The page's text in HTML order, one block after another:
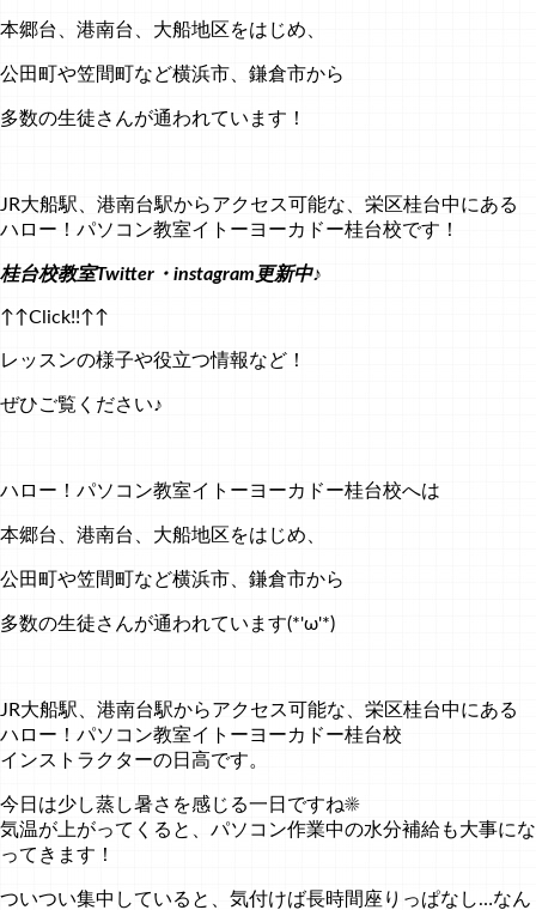
本郷台、港南台、大船地区をはじめ、
公田町や笠間町など横浜市、鎌倉市から
多数の生徒さんが通われています！
JR大船駅、港南台駅からアクセス可能な、栄区桂台中にある
ハロー！パソコン教室イトーヨーカドー桂台校です！
桂台校教室Twitter・instagram更新中♪
↑↑Click!!↑↑
レッスンの様子や役立つ情報など！
ぜひご覧ください♪
ハロー！パソコン教室イトーヨーカドー桂台校へは
本郷台、港南台、大船地区をはじめ、
公田町や笠間町など横浜市、鎌倉市から
多数の生徒さんが通われています(*'ω'*)
JR大船駅、港南台駅からアクセス可能な、栄区桂台中にある
ハロー！パソコン教室イトーヨーカドー桂台校
インストラクターの日高です。
今日は少し蒸し暑さを感じる一日ですね☀️
気温が上がってくると、パソコン作業中の水分補給も大事にな
ってきます！
ついつい集中していると、気付けば長時間座りっぱなし…なん